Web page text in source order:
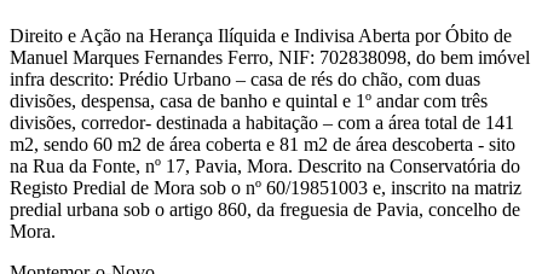
­­­Direito e Ação na Herança Ilíquida e Indivisa Aberta por Óbito de
Manuel Marques Fernandes Ferro, NIF: 702838098, do bem imóvel
infra descrito: Prédio Urbano – casa de rés do chão, com duas
divisões, despensa, casa de banho e quintal e 1º andar com três
divisões, corredor- destinada a habitação – com a área total de 141
m2, sendo 60 m2 de área coberta e 81 m2 de área descoberta - sito
na Rua da Fonte, nº 17, Pavia, Mora. Descrito na Conservatória do
Registo Predial de Mora sob o nº 60/19851003 e, inscrito na matriz
predial urbana sob o artigo 860, da freguesia de Pavia, concelho de
Mora.